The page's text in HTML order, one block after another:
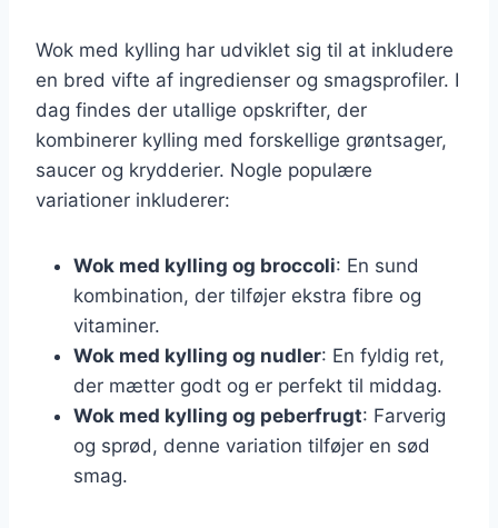
Wok med kylling har udviklet sig til at inkludere
en bred vifte af ingredienser og smagsprofiler. I
dag findes der utallige opskrifter, der
kombinerer kylling med forskellige grøntsager,
saucer og krydderier. Nogle populære
variationer inkluderer:
Wok med kylling og broccoli: En sund
kombination, der tilføjer ekstra fibre og
vitaminer.
Wok med kylling og nudler: En fyldig ret,
der mætter godt og er perfekt til middag.
Wok med kylling og peberfrugt: Farverig
og sprød, denne variation tilføjer en sød
smag.